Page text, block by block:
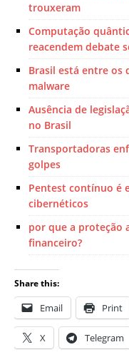
trouxeram
Computação
reacendem debate
Brasil está entre os
malware
Ausência de
no Brasil
Transportadoras
golpes
Pentest contínuo é
cibernéticos
por que a proteção
financeiro?
Share this:
Email Print
X Telegram